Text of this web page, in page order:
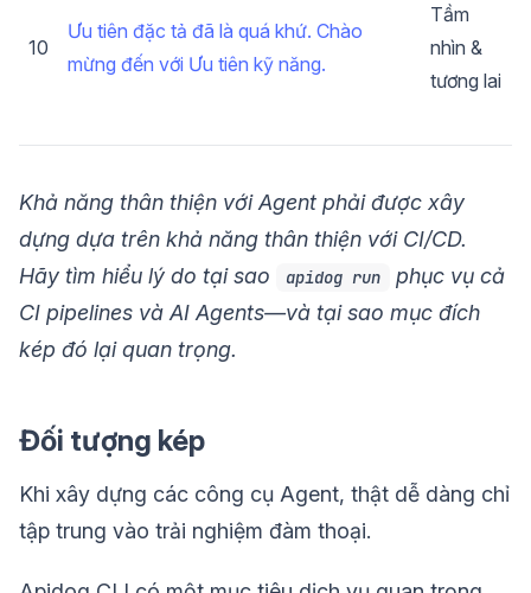
10
Ưu tiên đặc tả đã là quá khứ. Chào
mừng đến với Ưu tiên kỹ năng.
Tầm
nhìn &
tương lai
Khả năng thân thiện với Agent phải được xây
dựng dựa trên khả năng thân thiện với CI/CD.
Hãy tìm hiểu lý do tại sao
apidog run
phục vụ cả
CI pipelines và AI Agents—và tại sao mục đích
kép đó lại quan trọng.
Đối tượng kép
Khi xây dựng các công cụ Agent, thật dễ dàng chỉ
tập trung vào trải nghiệm đàm thoại.